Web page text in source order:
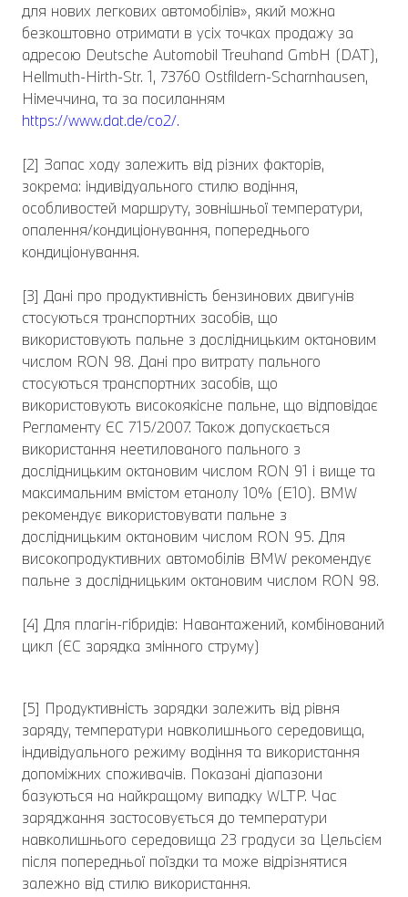
для нових легкових автомобілів», який можна
безкоштовно отримати в усіх точках продажу за
адресою Deutsche Automobil Treuhand GmbH (DAT),
Hellmuth-Hirth-Str. 1, 73760 Ostfildern-Scharnhausen,
Німеччина, та за посиланням
https://www.dat.de/co2/.
[2] Запас ходу залежить від різних факторів,
зокрема: індивідуального стилю водіння,
особливостей маршруту, зовнішньої температури,
опалення/кондиціонування, попереднього
кондиціонування.
[3] Дані про продуктивність бензинових двигунів
стосуються транспортних засобів, що
використовують пальне з дослідницьким октановим
числом RON 98. Дані про витрату пального
стосуються транспортних засобів, що
використовують високоякісне пальне, що відповідає
Регламенту ЄС 715/2007. Також допускається
використання неетилованого пального з
дослідницьким октановим числом RON 91 і вище та
максимальним вмістом етанолу 10% (E10). BMW
рекомендує використовувати пальне з
дослідницьким октановим числом RON 95. Для
високопродуктивних автомобілів BMW рекомендує
пальне з дослідницьким октановим числом RON 98.
[4] Для плагін-гібридів: Навантажений, комбінований
цикл (ЄC зарядка змінного струму)
[5] Продуктивність зарядки залежить від рівня
заряду, температури навколишнього середовища,
індивідуального режиму водіння та використання
допоміжних споживачів. Показані діапазони
базуються на найкращому випадку WLTP. Час
заряджання застосовується до температури
навколишнього середовища 23 градуси за Цельсієм
після попередньої поїздки та може відрізнятися
залежно від стилю використання.